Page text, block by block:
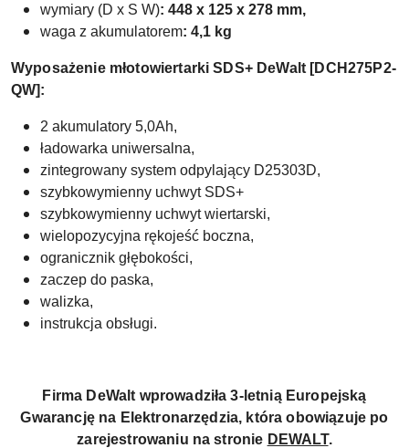
wymiary (D x S W): 448 x 125 x 278 mm,
waga z akumulatorem: 4,1 kg
Wyposażenie młotowiertarki SDS+ DeWalt [DCH275P2-
QW]:
2 akumulatory 5,0Ah,
ładowarka uniwersalna,
zintegrowany system odpylający D25303D,
szybkowymienny uchwyt SDS+
szybkowymienny uchwyt wiertarski,
wielopozycyjna rękojeść boczna,
ogranicznik głębokości,
zaczep do paska,
walizka,
instrukcja obsługi.
Firma DeWalt wprowadziła 3-letnią Europejską
Gwarancję na Elektronarzędzia, która obowiązuje po
zarejestrowaniu na stronie DEWALT.